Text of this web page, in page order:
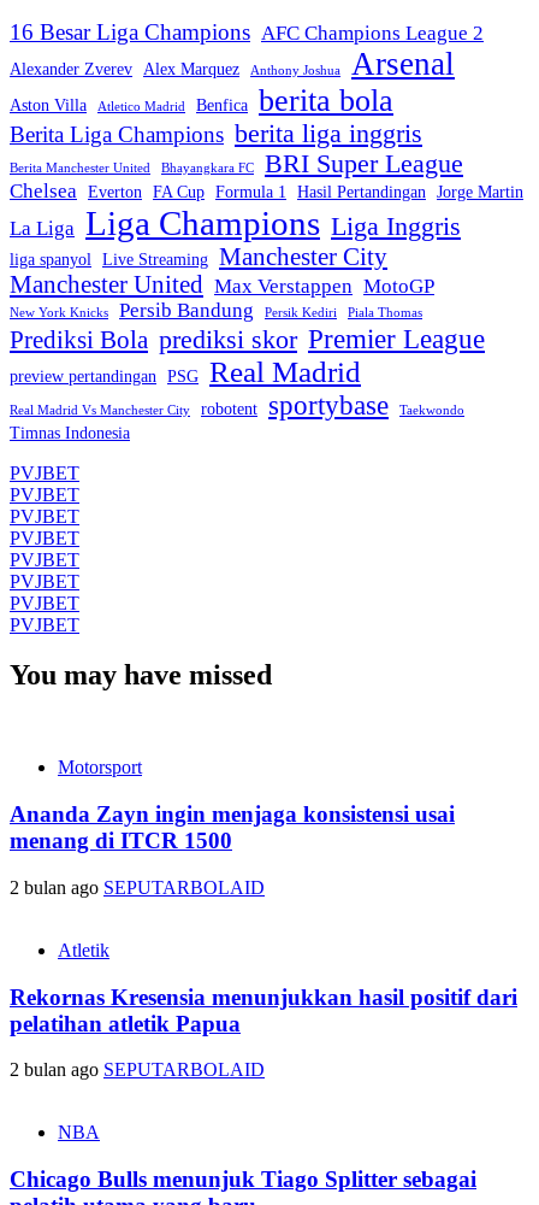
16 Besar Liga Champions AFC Champions League 2
Alexander Zverev Alex Marquez Anthony Joshua Arsenal
Aston Villa Atletico Madrid Benfica berita bola
Berita Liga Champions berita liga inggris
Berita Manchester United Bhayangkara FC BRI Super League
Chelsea Everton FA Cup Formula 1 Hasil Pertandingan Jorge Martin
La Liga Liga Champions Liga Inggris
liga spanyol Live Streaming Manchester City
Manchester United Max Verstappen MotoGP
New York Knicks Persib Bandung Persik Kediri Piala Thomas
Prediksi Bola prediksi skor Premier League
preview pertandingan PSG Real Madrid
Real Madrid Vs Manchester City robotent sportybase Taekwondo
Timnas Indonesia
PVJBET
PVJBET
PVJBET
PVJBET
PVJBET
PVJBET
PVJBET
PVJBET
You may have missed
Motorsport
Ananda Zayn ingin menjaga konsistensi usai
menang di ITCR 1500
2 bulan ago SEPUTARBOLAID
Atletik
Rekornas Kresensia menunjukkan hasil positif dari
pelatihan atletik Papua
2 bulan ago SEPUTARBOLAID
NBA
Chicago Bulls menunjuk Tiago Splitter sebagai